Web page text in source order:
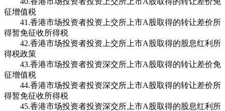
征增值税
41.香港市场投资者投资上交所上市A股取得的转让差价所
得暂免征收所得税
42.香港市场投资者投资上交所上市A股取得的股息红利所
得税政策
43.香港市场投资者投资深交所上市A股取得的转让差价免
征增值税
44.香港市场投资者投资深交所上市A股取得的转让差价所
得暂免征收所得税
45.香港市场投资者投资深交所上市A股取得的股息红利所